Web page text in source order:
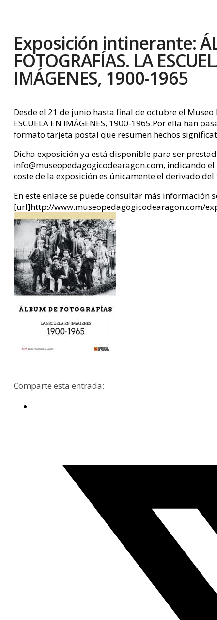
Exposición intinerante:
FOTOGRAFÍAS. LA
IMÁGENES, 1900-1965
Desde el 21 de junio hasta final de octubre el
ESCUELA EN IMÁGENES, 1900-1965.Por ella han
formato tarjeta postal que resumen hechos
Dicha exposición ya está disponible para ser
info@museopedagogicodearagon.com, indicando
coste de la exposición es únicamente el derivado
En este enlace se puede consultar más información
[url]http://www.museopedagogicodearagon.com/
Comparte esta entrada: